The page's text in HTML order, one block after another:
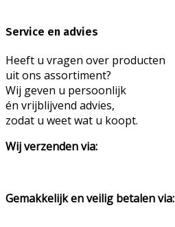
Service en advies
Heeft u vragen over producten
uit ons assortiment?
Wij geven u persoonlijk
én vrijblijvend advies,
zodat u weet wat u koopt.
Wij verzenden via:
Gemakkelijk en veilig betalen via: